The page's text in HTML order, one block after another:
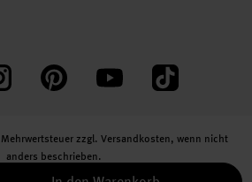
Instagram PinterestYouTube TikTok
zzgl. Versandkosten, wenn nicht
anders beschrieben.
erstmaliger Anmeldung für unseren Newsletter